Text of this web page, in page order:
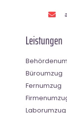
Leistungen
Büroumzug
Fernumzug
Laborumzug